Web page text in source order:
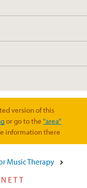
version of this
or go to the"area"
information there
Music Therapy